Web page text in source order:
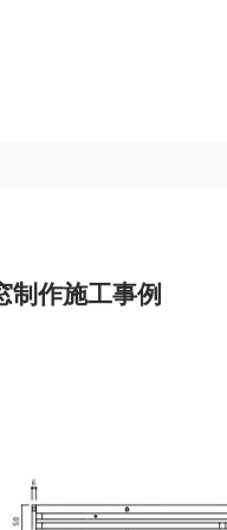
作施工事例